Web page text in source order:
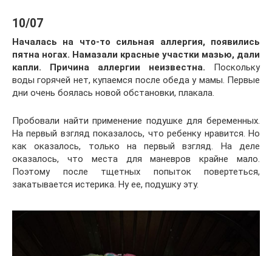
10/07
Началась на что-то сильная аллергия, появились
пятна ногах. Намазали красные участки мазью, дали
капли. Причина аллергии неизвестна. Поскольку
воды горячей нет, купаемся после обеда у мамы. Первые
дни очень боялась новой обстановки, плакала.
Пробовали найти применение подушке для беременных.
На первый взгляд показалось, что ребенку нравится. Но
как оказалось, только на первый взгляд. На деле
оказалось, что места для маневров крайне мало.
Поэтому после тщетных попыток повертеться,
закатывается истерика. Ну ее, подушку эту.